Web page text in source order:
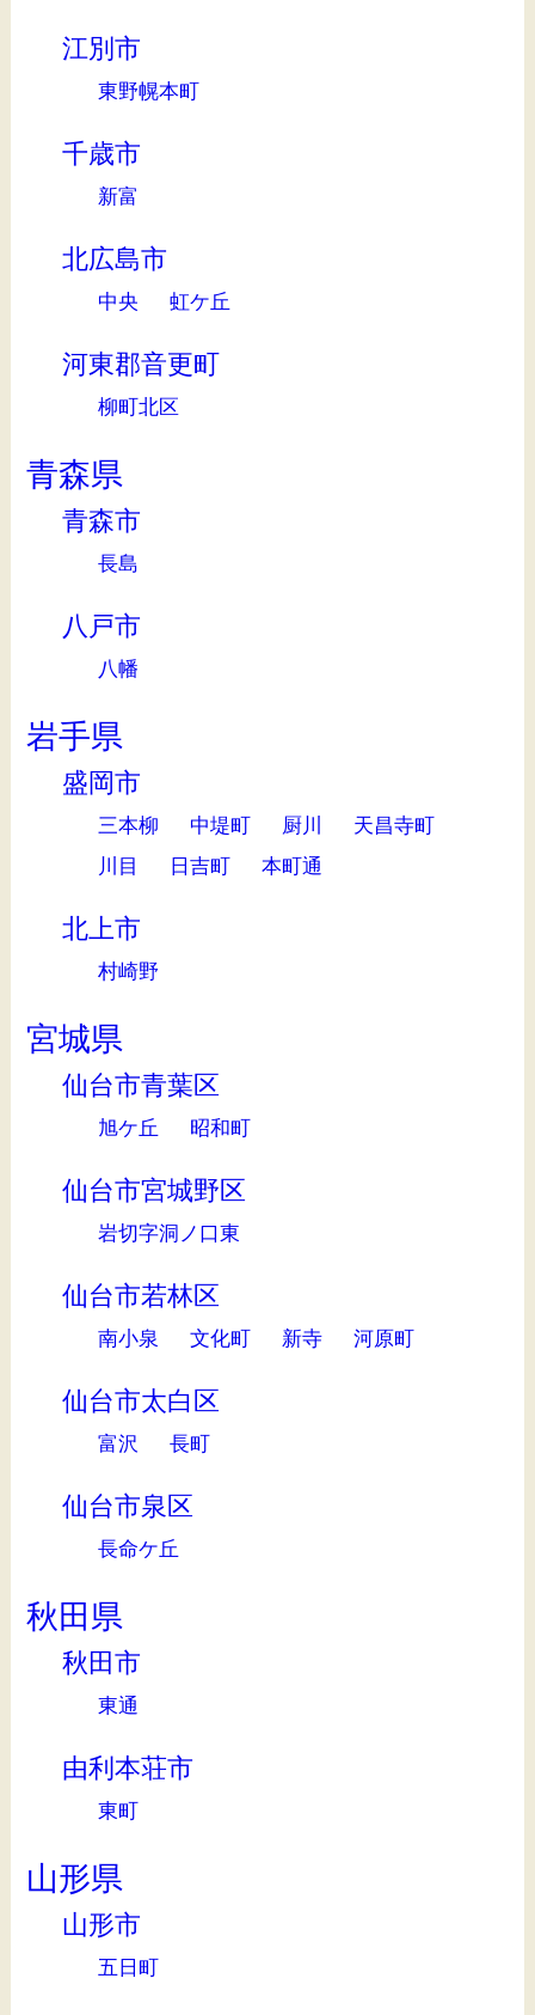
江別市
東野幌本町
千歳市
新富
北広島市
中央 虹ケ丘
河東郡音更町
柳町北区
青森県
青森市
長島
八戸市
八幡
岩手県
盛岡市
三本柳 中堤町 厨川
天昌寺町
川目
日吉町 本町通
北上市
村崎野
宮城県
仙台市青葉区
旭ケ丘 昭和町
仙台市宮城野区
岩切字洞ノ口東
仙台市若林区
南小泉 文化町 新寺 河原町
仙台市太白区
富沢 長町
仙台市泉区
長命ケ丘
秋田県
秋田市
東通
由利本荘市
東町
山形県
山形市
五日町